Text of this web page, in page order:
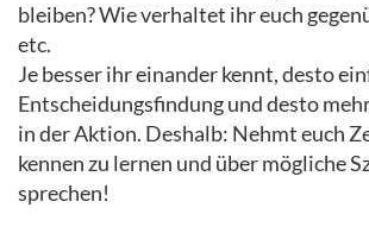
bleiben? Wie verhaltet ihr euch
etc.
Je besser ihr einander kennt, desto
Entscheidungsfindung und desto
in der Aktion. Deshalb: Nehmt euch
kennen zu lernen und über mögliche
sprechen!